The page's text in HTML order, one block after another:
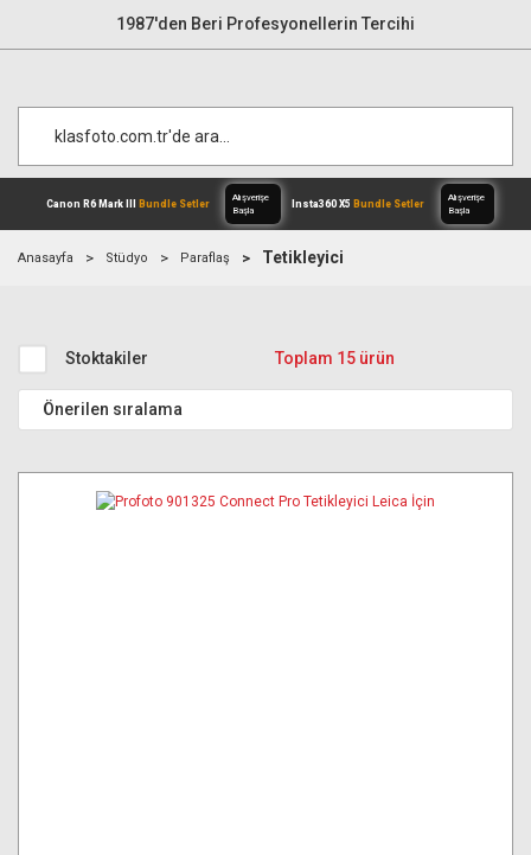
1987'den Beri Profesyonellerin Tercihi
Başla
Anasayfa Stüdyo Paraflaş Tetikleyici
Stoktakiler Toplam 15 ürün